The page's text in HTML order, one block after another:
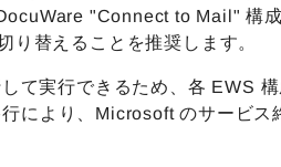
"Connect to Mail" 構
り替えることを推奨します。
て実行できるため、各 EWS
により、Microsoft のサービ